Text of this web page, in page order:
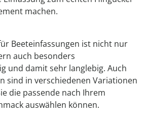
machen.
Beeteinfassungen ist nicht nur
auch besonders
und damit sehr langlebig. Auch
sind in verschiedenen Variationen
die passende nach Ihrem
auswählen können.